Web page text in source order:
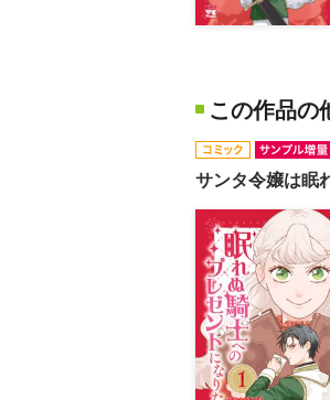
この作品の
サンタ令嬢は眠